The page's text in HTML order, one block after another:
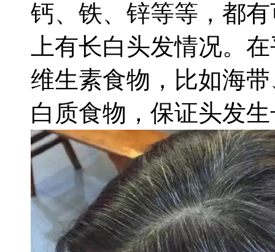
钙、铁、锌等等，都
上有长白头发情况。
维生素食物，比如海
白质食物，保证头发